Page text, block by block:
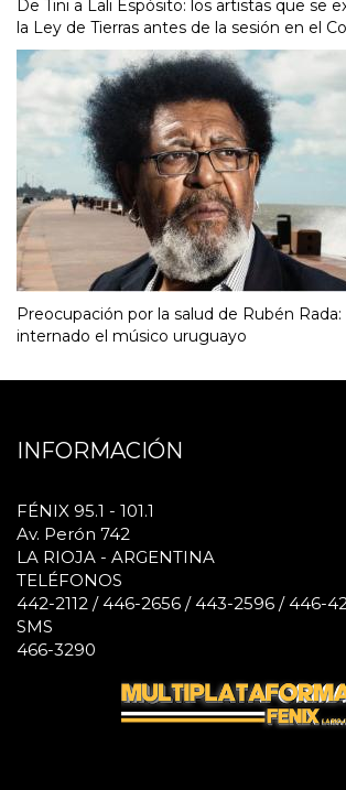
De Tini a Lali Espósito: los artistas que se
la Ley de Tierras antes de la sesión en el
Preocupación por la salud de Rubén
internado el músico uruguayo
INFORMACIÓN
FÉNIX 95.1 - 101.1
Av. Perón 742
LA RIOJA - ARGENTINA
TELÉFONOS
442-2112 / 446-2656 / 443-2596 / 446-
SMS
466-3290